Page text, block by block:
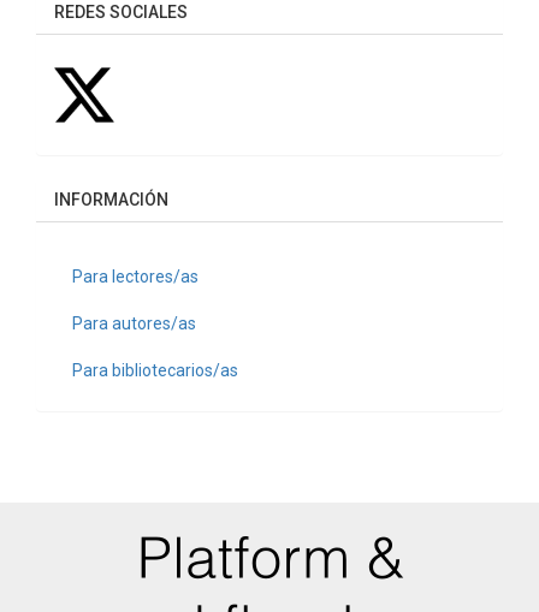
REDES SOCIALES
INFORMACIÓN
Para lectores/as
Para autores/as
Para bibliotecarios/as